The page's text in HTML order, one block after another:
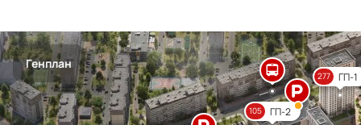
Генплан
277 ГП-1
105 ГП-2